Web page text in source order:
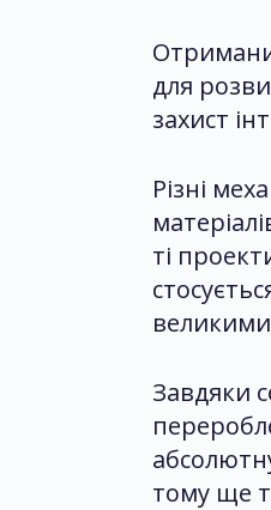
для
захист
Різні
ті
великими
Завдяки
тому ще